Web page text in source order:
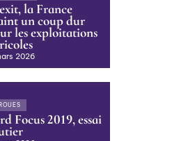
la France
un coup dur
les exploitations
2026
Focus 2019, essai